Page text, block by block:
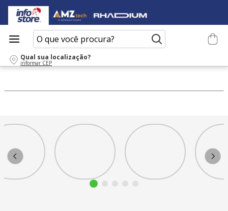
O que você procura?
Qual sua localização?
informar CEP